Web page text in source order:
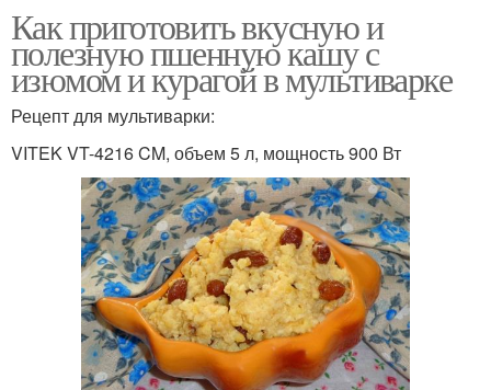
Как приготовить вкусную и
полезную пшенную кашу с
изюмом и курагой в мультиварке
Рецепт для мультиварки:
VITEK VT-4216 CM, объем 5 л, мощность 900 Вт